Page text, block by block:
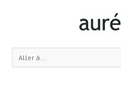
Aller à...